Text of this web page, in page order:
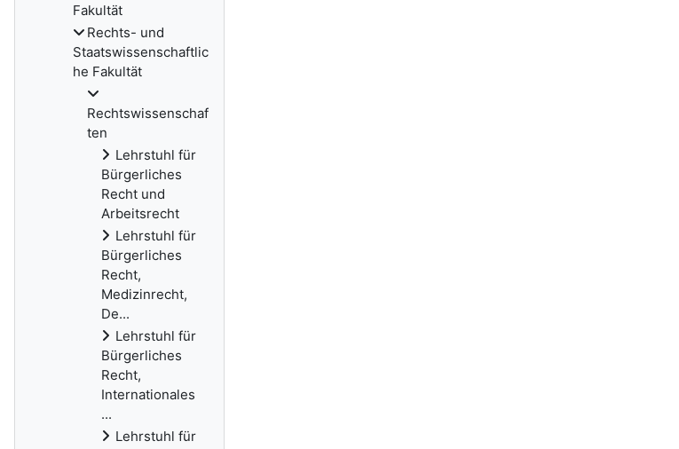
Fakultät
Rechts- und
Staatswissenschaftlic
he Fakultät
Rechtswissenschaf
ten
Lehrstuhl für
Bürgerliches
Recht und
Arbeitsrecht
Lehrstuhl für
Bürgerliches
Recht,
Medizinrecht,
De...
Lehrstuhl für
Bürgerliches
Recht,
Internationales
...
Lehrstuhl für